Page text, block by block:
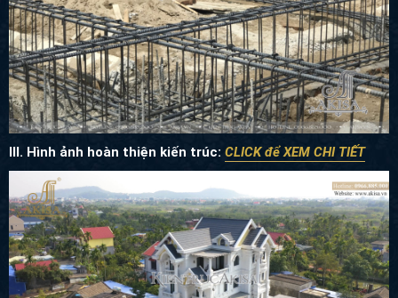
III. Hình ảnh hoàn thiện kiến trúc: CLICK để XEM CHI TIẾT